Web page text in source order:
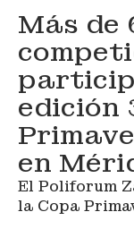
Más de
edición
en
El Poliforum
la Copa